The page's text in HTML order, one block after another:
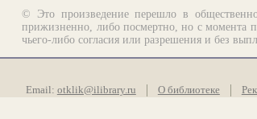
© Это произведение перешло в
прижизненно, либо посмертно, но с момента
чьего-либо согласия или разрешения и без
Email: otklik@ilibrary.ru О библиотеке